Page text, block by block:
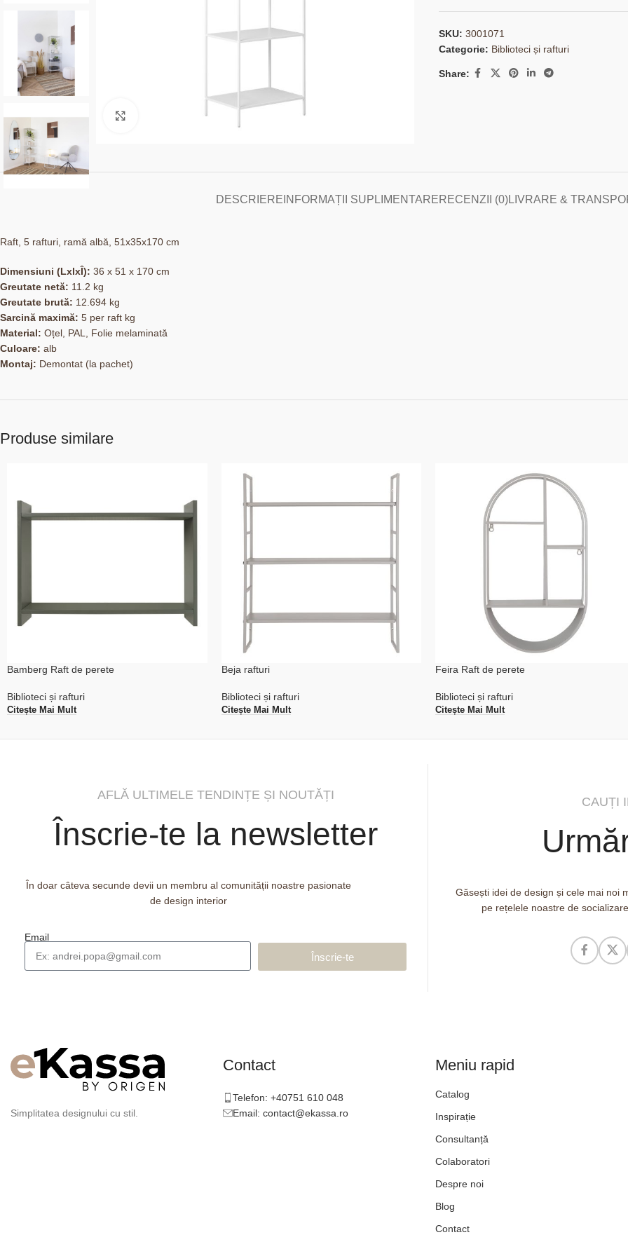
Click to enlarge
SKU: 3001071
Categorie: Biblioteci și rafturi
Share:
DESCRIERE INFORMAȚII SUPLIMENTARERECENZII (0)LIVRARE &
Raft, 5 rafturi, ramă albă, 51x35x170 cm
Dimensiuni (LxlxÎ): 36 x 51 x 170 cm
Greutate netă: 11.2 kg
Greutate brută: 12.694 kg
Sarcină maximă: 5 per raft kg
Material: Oțel, PAL, Folie melaminată
Culoare: alb
Montaj: Demontat (la pachet)
Produse similare
Bamberg Raft de perete
Biblioteci și rafturi
Citește Mai Mult
Beja rafturi
Biblioteci și rafturi
Citește Mai Mult
Feira Raft de perete
Biblioteci și rafturi
Citește Mai Mult
AFLĂ ULTIMELE TENDINȚE ȘI NOUTĂȚI
Înscrie-te la newsletter
În doar câteva secunde devii un membru al comunității noastre pasionate
de design interior
Email
Înscrie-te
CAUȚI
Găsești idei de design și cele mai noi
pe rețelele noastre de socializare
Simplitatea designului cu stil.
Contact
Telefon: +40751 610 048
Email: contact@ekassa.ro
Meniu rapid
Catalog
Inspirație
Consultanță
Colaboratori
Despre noi
Blog
Contact